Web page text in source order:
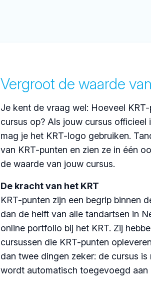
Vergroot de waarde
Je kent de vraag wel: Hoeveel
cursus op? Als jouw cursus officieel
mag je het KRT-logo gebruiken.
van KRT-punten en zien ze in één
de waarde van jouw cursus.
De kracht van het KRT
KRT-punten zijn een begrip binnen
dan de helft van alle tandartsen in
online portfolio bij het KRT. Zij
cursussen die KRT-punten
dan twee dingen zeker: de cursus
wordt automatisch toegevoegd aan